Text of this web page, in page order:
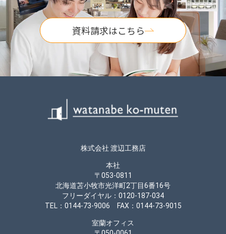
資料請求はこちら
株式会社 渡辺工務店
本社
〒053-0811
北海道苫小牧市光洋町2丁目6番16号
フリーダイヤル：0120-187-034
TEL：0144-73-9006 FAX：0144-73-9015
室蘭オフィス